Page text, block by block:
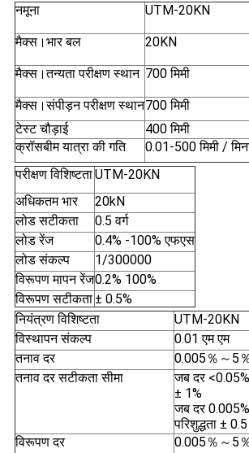
नमूना
UTM-20KN
मैक्स।भार बल 20KN
मैक्स।तन्यता परीक्षण स्थान 700 मिमी
मैक्स।संपीड़न परीक्षण स्थान700 मिमी
टेस्ट चौड़ाई
400 मिमी
क्रॉसबीम यात्रा की गति
0.01-500 मिमी /
परीक्षण विशिष्टताUTM-20KN
अधिकतम भार
20kN
लोड सटीकता
0.5 वर्ग
लोड रेंज
0.4% -100% एफएस
लोड संकल्प
1/300000
विरूपण मापन रेंज0.2% 100%
विरूपण सटीकता ± 0.5%
नियंत्रण विशिष्टता
UTM-20KN
विस्थापन संकल्प
0.01 एम एम
तनाव दर
0.005％～5
तनाव दर सटीकता सीमा
जब दर
± 1%
जब दर
परिशुद्धता ±
विरूपण दर
0.005％～5